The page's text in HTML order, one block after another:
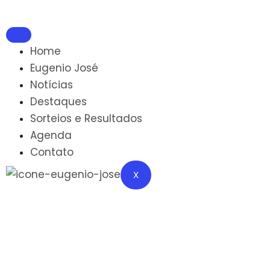
Home
Eugenio José
Notícias
Destaques
Sorteios e Resultados
Agenda
Contato
X